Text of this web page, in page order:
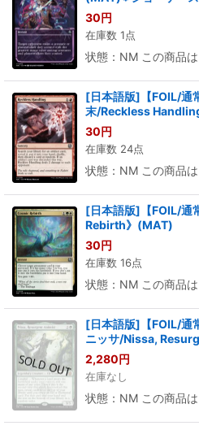
30円
在庫数 1点
状態：NM この商品は
[日本語版]【FOIL/通
末/Reckless
30円
在庫数 24点
状態：NM この商品は
[日本語版]【FOIL/通
Rebirth》(MAT)
30円
在庫数 16点
状態：NM この商品は
[日本語版]【FOIL/通
ニッサ/Nissa,
2,280円
在庫なし
状態：NM この商品は